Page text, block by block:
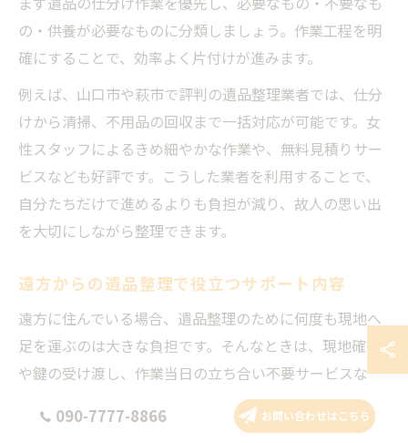
の・供養が必要なものに分類しましょう。作業工程を明
確にすることで、効率よく片付けが進みます。
例えば、山口市や萩市で評判の遺品整理業者では、仕分
けから清掃、不用品の回収まで一括対応が可能です。女
性スタッフによるきめ細やかな作業や、無料見積りサー
ビスなども好評です。こうした業者を利用することで、
自分たちだけで進めるよりも負担が減り、故人の思い出
を大切にしながら整理できます。
遠方からの遺品整理で役立つサポート内容
遠方に住んでいる場合、遺品整理のために何度も現地へ
足を運ぶのは大きな負担です。そんなときは、現地確認
や鍵の受け渡し、作業当日の立ち合い不要サービスな
ど、遠方対応に強い業者のサポートが役立ちます。山口
県内でもこうしたサービスを提供する業者が増えていま
090-7777-8866 お問い合わせはこちら